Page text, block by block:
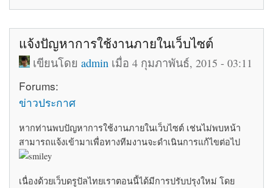
แจ้งปัญหาการใช้งานภายในเว็บไซต์
เขียนโดยadmin เมื่อ 4 กุมภาพันธ์, 2015 - 03:11
Forums:
ข่าวประกาศ
หากท่านพบปัญหาการใช้งานภายในเว็บไซต์ เช่นไม่พบหน้า
สามารถแจ้งเข้ามาเพื่อทางทีมงานจะดำเนินการแก้ไขต่อไป
เนื่องด้วยเว็บดรูปัลไทยเราตอนนี้ได้มีการปรับปรุงใหม่ โดย